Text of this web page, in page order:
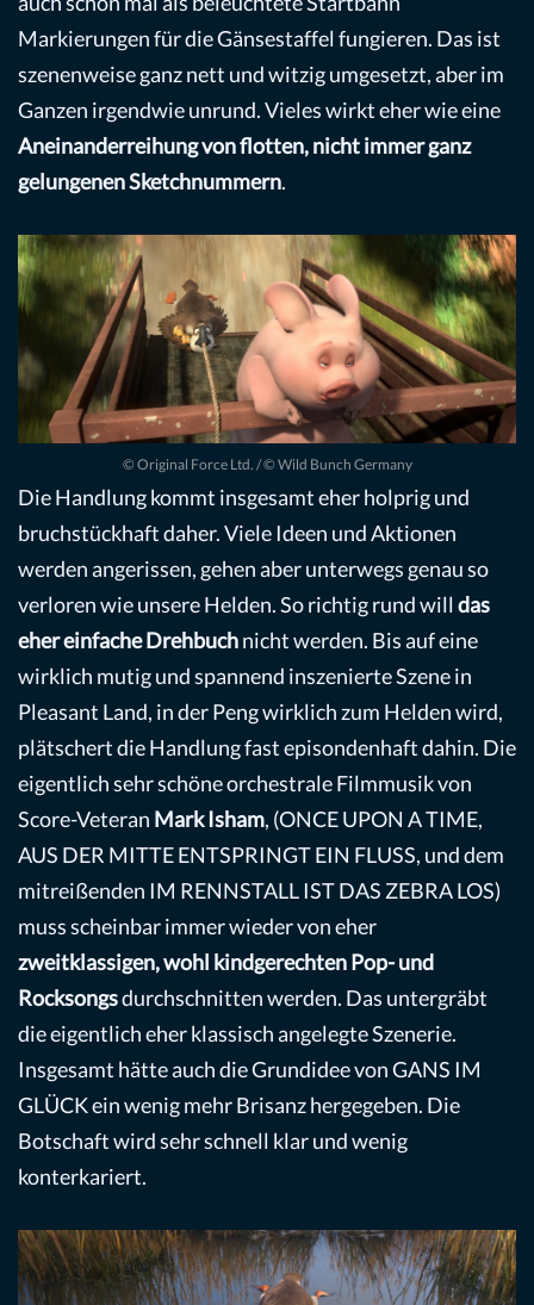
Markierungen für die Gänsestaffel fungieren. Das ist
szenenweise ganz nett und witzig umgesetzt, aber im
Ganzen irgendwie unrund. Vieles wirkt eher wie eine
Aneinanderreihung von flotten, nicht immer ganz
gelungenen Sketchnummern.
© Original Force Ltd. / © Wild Bunch Germany
Die Handlung kommt insgesamt eher holprig und
bruchstückhaft daher. Viele Ideen und Aktionen
werden angerissen, gehen aber unterwegs genau so
verloren wie unsere Helden. So richtig rund will das
eher einfache Drehbuchnicht werden. Bis auf eine
wirklich mutig und spannend inszenierte Szene in
Pleasant Land, in der Peng wirklich zum Helden wird,
plätschert die Handlung fast episondenhaft dahin. Die
eigentlich sehr schöne orchestrale Filmmusik von
Score-Veteran Mark Isham, (ONCE UPON A TIME,
AUS DER MITTE ENTSPRINGT EIN FLUSS, und dem
mitreißenden IM RENNSTALL IST DAS ZEBRA LOS)
muss scheinbar immer wieder von eher
zweitklassigen, wohl kindgerechten Pop- und
Rocksongsdurchschnitten werden. Das untergräbt
die eigentlich eher klassisch angelegte Szenerie.
Insgesamt hätte auch die Grundidee von GANS IM
GLÜCK ein wenig mehr Brisanz hergegeben. Die
Botschaft wird sehr schnell klar und wenig
konterkariert.